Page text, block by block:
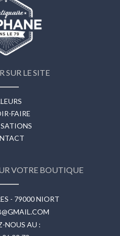
SUR LE SITE
FAIRE
VOTRE BOUTIQUE
- 79000 NIORT
NOUS AU :